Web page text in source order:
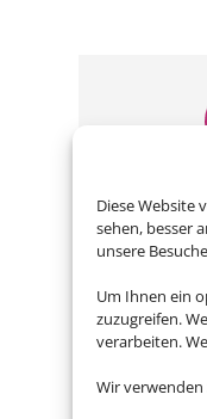
Diese Website
sehen, besser
unsere
Um Ihnen ein
zuzugreifen.
verarbeiten.
Wir
D-